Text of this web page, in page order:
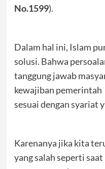
No.1599).
Dalam hal ini, Islam
solusi. Bahwa
tanggung jawab
kewajiban
sesuai dengan syariat
Karenanya jika kita
yang salah seperti